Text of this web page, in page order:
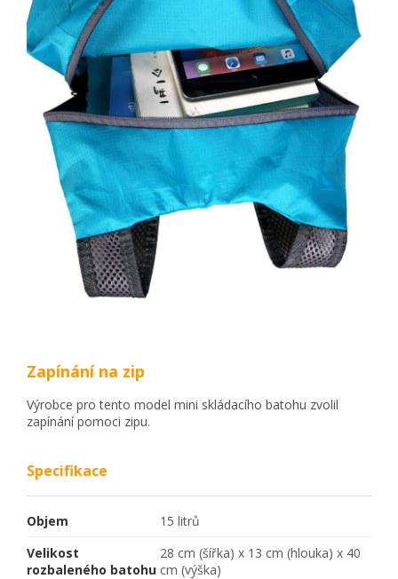
Zapínání na zip
Výrobce pro tento model mini skládacího batohu zvolil
zapínání pomoci zipu.
Specifikace
Objem
15 litrů
Velikost
rozbaleného batohu
28 cm (šířka) x 13 cm (hlouka) x 40
cm (výška)